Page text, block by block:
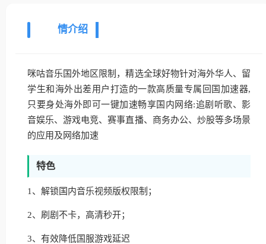
情介绍
咪咕音乐国外地区限制，精选全球好物针对海外华人、留
学生和海外出差用户打造的一款高质量专属回国加速器,
只要身处海外即可一键加速畅享国内网络:追剧听歌、影
音娱乐、游戏电竞、赛事直播、商务办公、炒股等多场景
的应用及网络加速
特色
1、解锁国内音乐视频版权限制；
2、刷剧不卡，高清秒开；
3、有效降低国服游戏延迟